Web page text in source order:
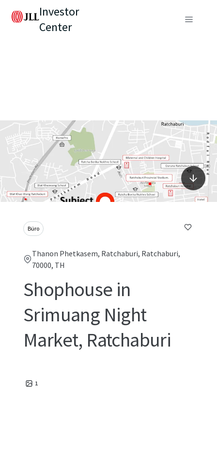
Investor
Center
Büro
Thanon Phetkasem, Ratchaburi, Ratchaburi,
70000, TH
Shophouse in
Srimuang Night
Market, Ratchaburi
1